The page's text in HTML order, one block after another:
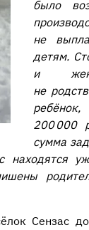
было
не
детям.
и
не
200 000
сумма
находятся
Сензас